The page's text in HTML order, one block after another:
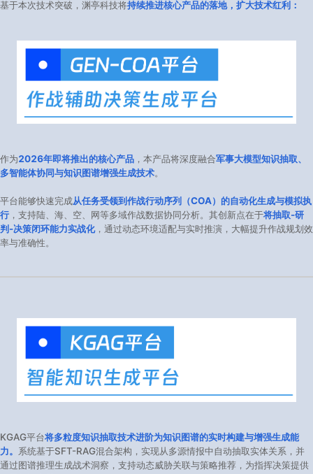
基于本次技术突破，渊亭科技将持续推进核心产品的落地，扩大技术红利：
作为2026年即将推出的核心产品 ，本产品将深度融合军事大模型知识抽取、
多智能体协同与知识图谱增强生成技术。
平台能够快速完成从任务受领到作战行动序列（COA）的自动化生成与模拟执
行 ，支持陆、海、空、网等多域作战数据协同分析。其创新点在于将抽取-研
判-决策闭环能力实战化，通过动态环境适配与实时推演，大幅提升作战规划效
率与准确性。
KGAG平台将多粒度知识抽取技术进阶为知识图谱的实时构建与增强生成能
力。 系统基于SFT-RAG混合架构，实现从多源情报中自动抽取实体关系，并
通过图谱推理生成战术洞察，支持动态威胁关联与策略推荐，为指挥决策提供